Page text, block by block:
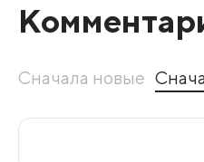
Сначала новые